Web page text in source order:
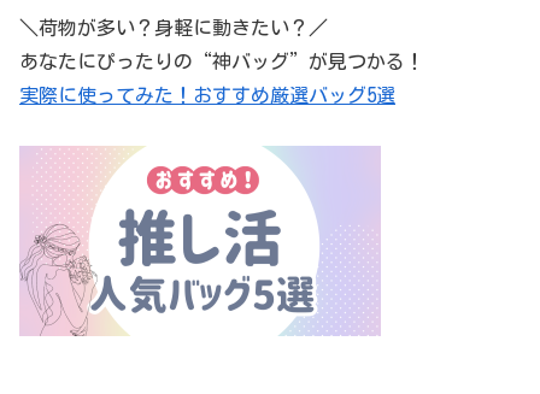
＼荷物が多い？身軽に動きたい？／
あなたにぴったりの“神バッグ”が見つかる！
実際に使ってみた！おすすめ厳選バッグ5選